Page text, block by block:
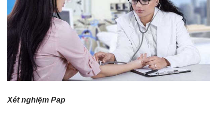
Xét nghiệm Pap